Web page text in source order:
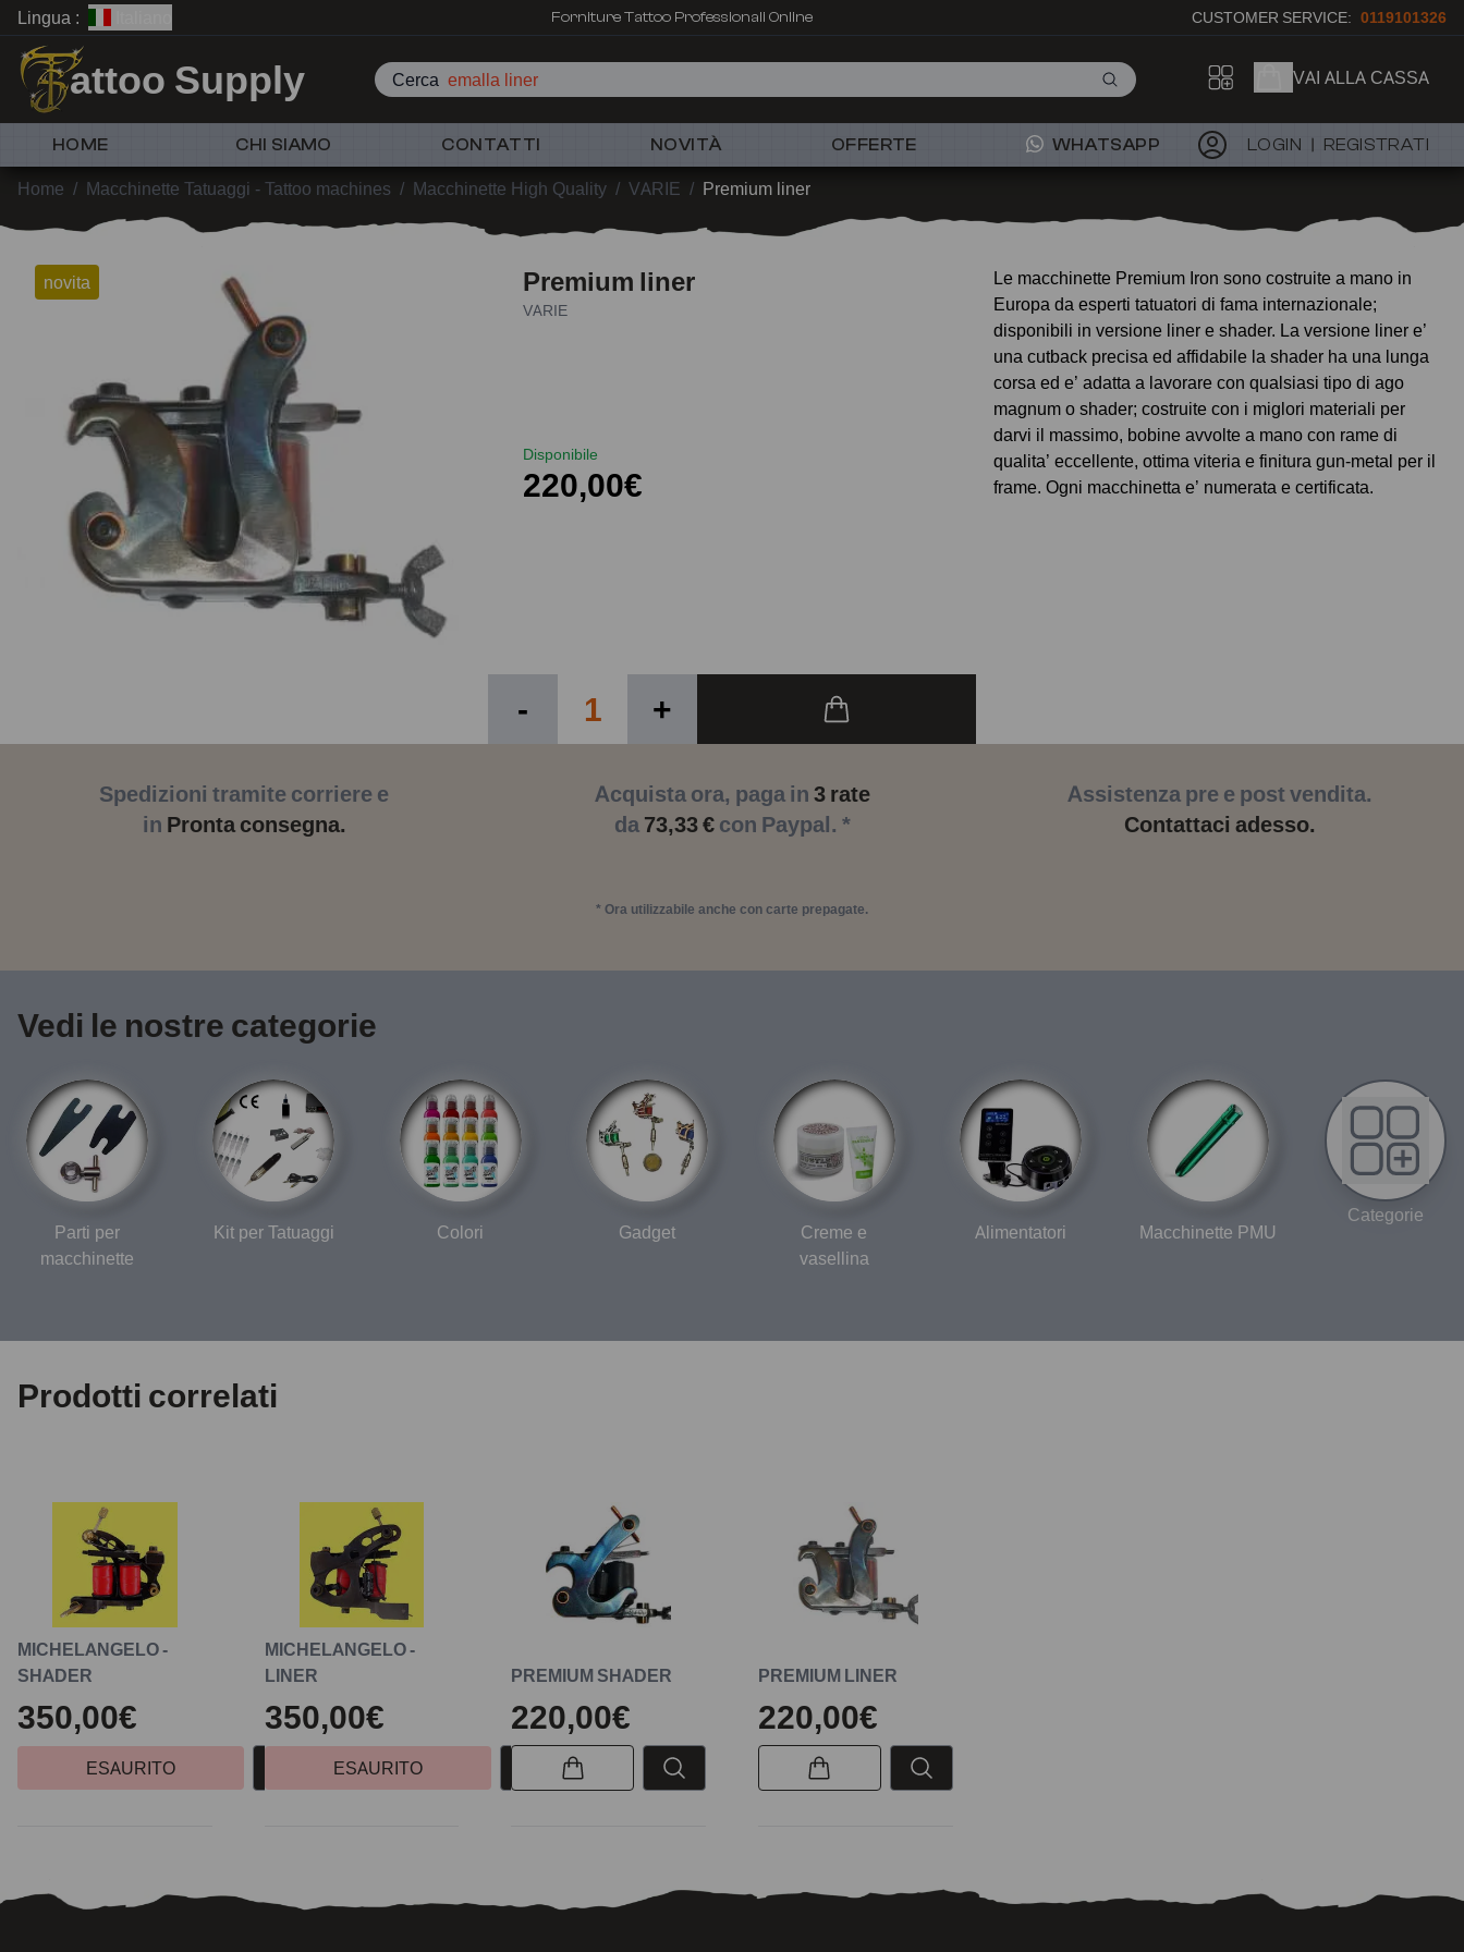
Lingua : Forniture Tattoo Professionali Online CUSTOMER SERVICE: 0119101326
attoo Supply Cerca emalla liner VAI ALLA CASSA
HOME CHI SIAMO CONTATTI NOVITÀ OFFERTE WHATSAPP LOGIN REGISTRATI
Home / Macchinette Tatuaggi - Tattoo machines / Macchinette High Quality / VARIE / Premium liner
novita Premium liner
VARIE
Disponibile
220,00€
- +
Le macchinette Premium Iron sono costruite a mano in
Europa da esperti tatuatori di fama internazionale;
disponibili in versione liner e shader. La versione liner e’
una cutback precisa ed affidabile la shader ha una lunga
corsa ed e’ adatta a lavorare con qualsiasi tipo di ago
magnum o shader; costruite con i miglori materiali per
darvi il massimo, bobine avvolte a mano con rame di
qualita’ eccellente, ottima viteria e finitura gun-metal per il
frame. Ogni macchinetta e’ numerata e certificata.
Spedizioni tramite corriere e
in Pronta consegna.
Acquista ora, paga in 3 rate
da 73,33 €con Paypal. *
* Ora utilizzabile anche con carte prepagate.
Assistenza pre e post vendita.
Contattaci adesso.
Vedi le nostre categorie
Parti per
macchinette
Kit per Tatuaggi Colori Gadget
Creme e
vasellina
Alimentatori Macchinette PMU
Categorie
Prodotti correlati
MICHELANGELO -
SHADER
350,00€
ESAURITO
MICHELANGELO -
LINER
350,00€
ESAURITO
PREMIUM SHADER
220,00€
PREMIUM LINER
220,00€